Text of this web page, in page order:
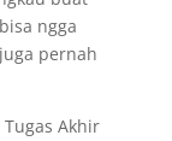
ngga
pernah
Akhir